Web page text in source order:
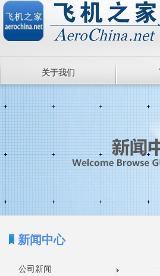
关于我们
新闻中心
公司新闻